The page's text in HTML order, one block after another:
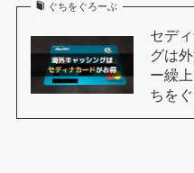
ぐちをぐろーぶ
セデ
グは
ー繰
ちを